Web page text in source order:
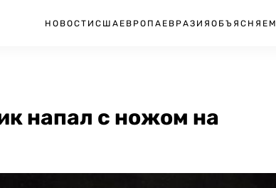
НОВОСТИ США ЕВРОПА ЕВРАЗИЯ ОБЪЯСНЯЕМ
напал с ножом на